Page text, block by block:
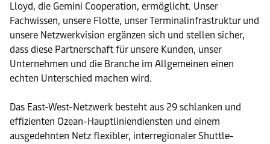
Lloyd, die Gemini Cooperation, ermöglicht. Unser
Fachwissen, unsere Flotte, unser Terminalinfrastruktur und
unsere Netzwerkvision ergänzen sich und stellen sicher,
dass diese Partnerschaft für unsere Kunden, unser
Unternehmen und die Branche im Allgemeinen einen
echten Unterschied machen wird.
Das East-West-Netzwerk besteht aus 29 schlanken und
effizienten Ozean-Hauptliniendiensten und einem
ausgedehnten Netz flexibler, interregionaler Shuttle-